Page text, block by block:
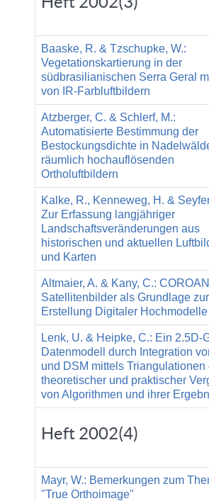
Baaske, R. & Tzschupke, W.:
Vegetationskartierung in der
südbrasilianischen Serra Geral
von IR-Farbluftbildern
Atzberger, C. & Schlerf, M.:
Automatisierte Bestimmung der
Bestockungsdichte in
räumlich hochauflösenden
Ortholuftbildern
Kalke, R., Kenneweg, H. &
Zur Erfassung langjähriger
Landschaftsveränderungen aus
historischen und aktuellen
und Karten
Altmaier, A. & Kany, C.:
Satellitenbilder als Grundlage zur
Erstellung Digitaler
Lenk, U. & Heipke, C.: Ein 2.5D-
Datenmodell durch Integration
und DSM mittels Triangulationen
theoretischer und praktischer
von Algorithmen und ihrer
Heft 2002(4)
Mayr, W.: Bemerkungen zum
"True Orthoimage"